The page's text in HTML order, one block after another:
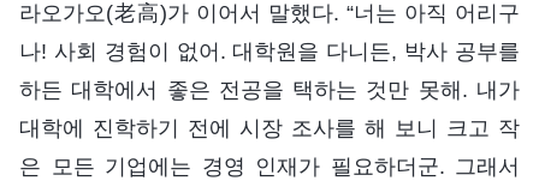
라오가오(老高)가 이어서 말했다. “너는 아직 어리구
나! 사회 경험이 없어. 대학원을 다니든, 박사 공부를
하든 대학에서 좋은 전공을 택하는 것만 못해. 내가
대학에 진학하기 전에 시장 조사를 해 보니 크고 작
은 모든 기업에는 경영 인재가 필요하더군. 그래서